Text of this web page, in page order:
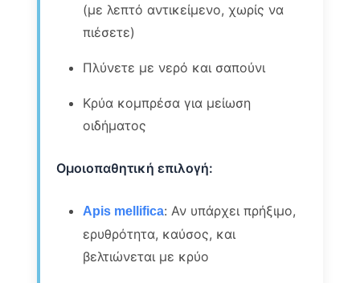
(με λεπτό αντικείμενο, χωρίς να
πιέσετε)
Πλύνετε με νερό και σαπούνι
Κρύα κομπρέσα για μείωση
οιδήματος
Ομοιοπαθητική επιλογή:
Apis mellifica: Αν υπάρχει πρήξιμο,
ερυθρότητα, καύσος, και
βελτιώνεται με κρύο